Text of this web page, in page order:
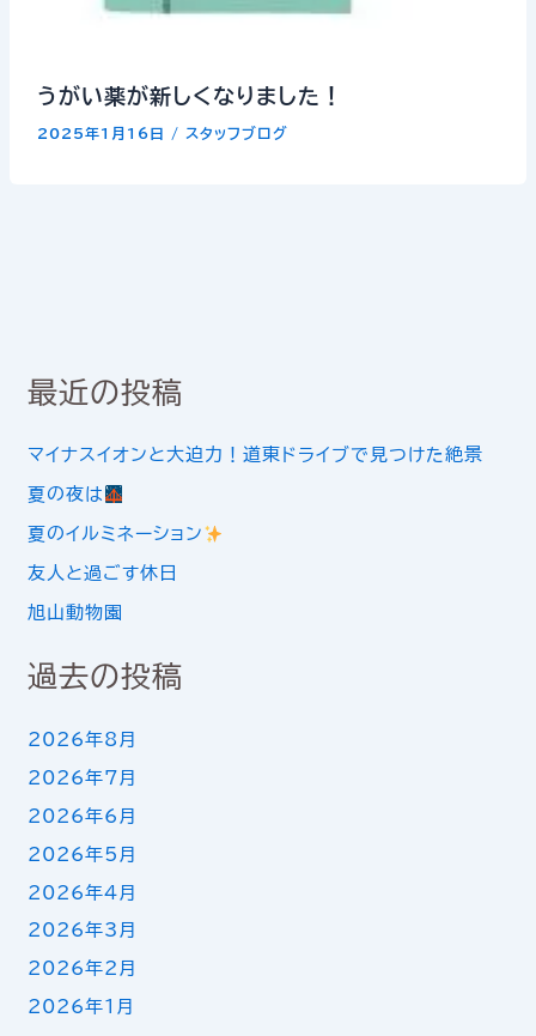
うがい薬が新しくなりました！
2025年1月16日 / スタッフブログ
最近の投稿
マイナスイオンと大迫力！道東ドライブで見つけた絶景
夏の夜は
夏のイルミネーション
友人と過ごす休日
旭山動物園
過去の投稿
2026年8月
2026年7月
2026年6月
2026年5月
2026年4月
2026年3月
2026年2月
2026年1月